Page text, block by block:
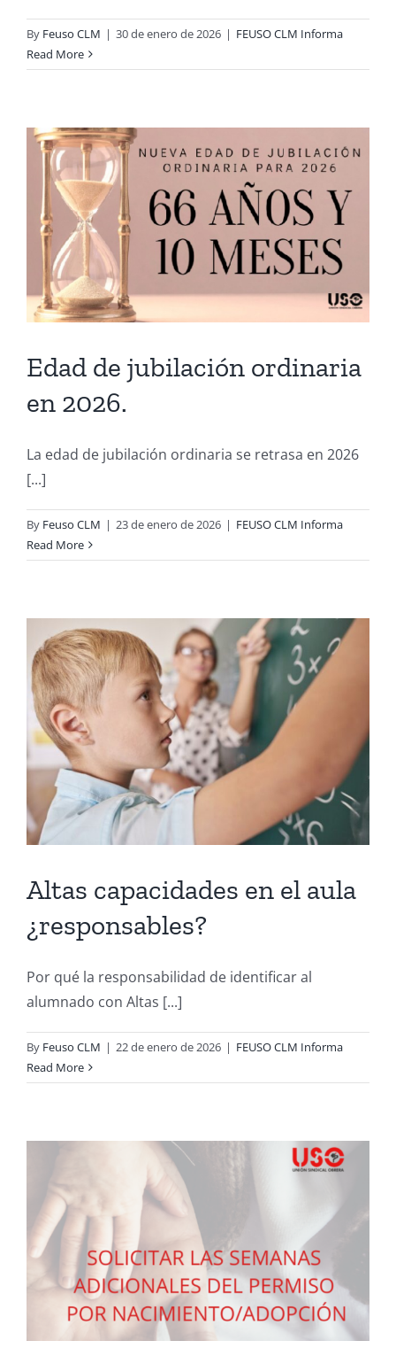
By Feuso CLM | 30 de enero de 2026 | FEUSO CLM Informa
Read More
Edad de jubilación ordinaria
en 2026.
La edad de jubilación ordinaria se retrasa en 2026
[...]
By Feuso CLM | 23 de enero de 2026 | FEUSO CLM Informa
Read More
Altas capacidades en el aula
¿responsables?
Por qué la responsabilidad de identificar al
alumnado con Altas [...]
By Feuso CLM | 22 de enero de 2026 | FEUSO CLM Informa
Read More